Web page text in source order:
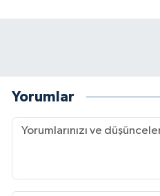
Yorumlar